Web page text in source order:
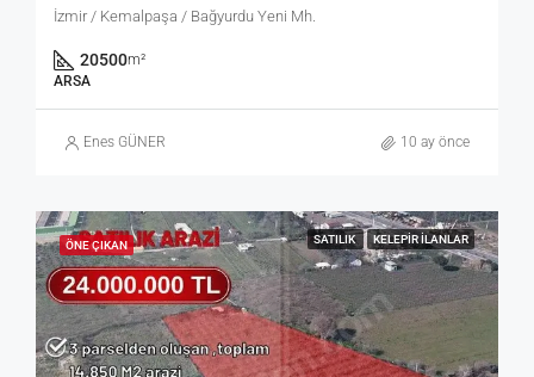
İzmir / Kemalpaşa / Bağyurdu Yeni Mh.
20500m²
ARSA
Enes GÜNER 10 ay önce
ÖNE ÇIKAN SATILIK KELEPIR İLANLAR